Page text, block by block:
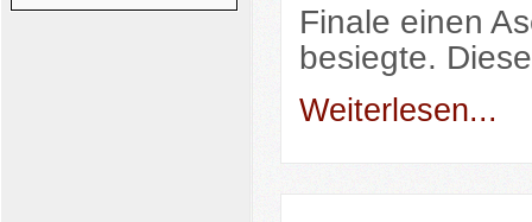
Finale einen
besiegte.
Weiterlesen...